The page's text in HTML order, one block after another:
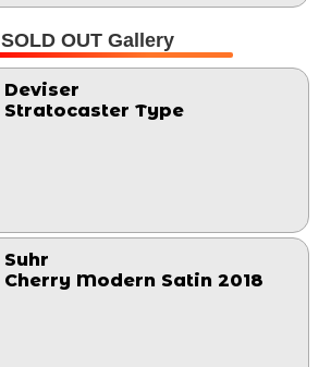
SOLD OUT Gallery
Deviser
Stratocaster Type
Suhr
Cherry Modern Satin 2018